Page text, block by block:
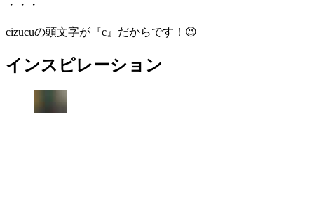
・・・
cizucuの頭文字が『c』だからです！😉
インスピレーション